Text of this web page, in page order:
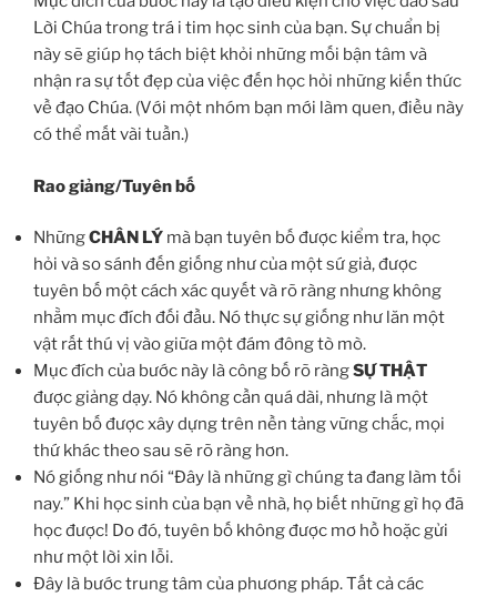
Lời Chúa trong trá i tim học sinh của bạn. Sự chuẩn bị
này sẽ giúp họ tách biệt khỏi những mối bận tâm và
nhận ra sự tốt đẹp của việc đến học hỏi những kiến thức
về đạo Chúa. (Với một nhóm bạn mới làm quen, điều này
có thể mất vài tuần.)
Rao giảng/Tuyên bố
NhữngCHÂN LÝ mà bạn tuyên bố được kiểm tra, học
hỏi và so sánh đến giống như của một sứ giả, được
tuyên bố một cách xác quyết và rõ ràng nhưng không
nhằm mục đích đối đầu. Nó thực sự giống như lăn một
vật rất thú vị vào giữa một đám đông tò mò.
Mục đích của bước này là công bố rõ ràngSỰ THẬT
được giảng dạy. Nó không cần quá dài, nhưng là một
tuyên bố được xây dựng trên nền tảng vững chắc, mọi
thứ khác theo sau sẽ rõ ràng hơn.
Nó giống như nói “Đây là những gì chúng ta đang làm tối
nay.” Khi học sinh của bạn về nhà, họ biết những gì họ đã
học được! Do đó, tuyên bố không được mơ hồ hoặc gửi
như một lời xin lỗi.
Đây là bước trung tâm của phương pháp. Tất cả các